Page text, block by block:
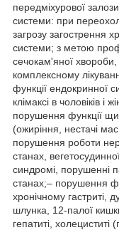
передміхурової
системи: при
загрозу загострення
системи; з метою
сечокам'яної хвороби,
комплексному
функції ендокринної
клімаксі в чоловіків і
порушення функції
(ожиріння, нестачі
порушення роботи
станах,
синдромі, порушенні
станах;– порушення
хронічному гастриті,
шлунка, 12-палої
гепатиті, холециститі